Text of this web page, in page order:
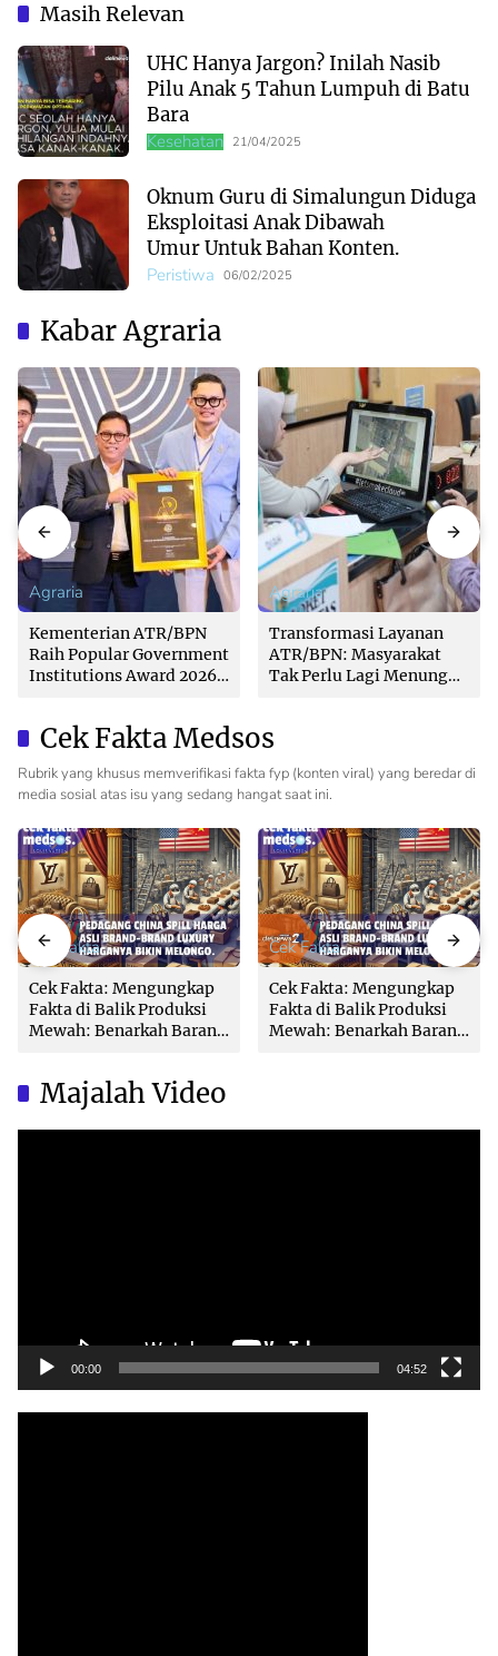
Mereka Cari?
Masih Relevan
UHC Hanya Jargon? Inilah Nasib
Pilu Anak 5 Tahun Lumpuh di Batu
Bara
Kesehatan 21/04/2025
Oknum Guru di Simalungun Diduga
Eksploitasi Anak Dibawah
Umur Untuk Bahan Konten.
Peristiwa 06/02/2025
Kabar Agraria
Agraria
Kementerian ATR/BPN
Raih Popular Government
Institutions Award 2026
Agraria
Transformasi Layanan
ATR/BPN: Masyarakat
Tak Perlu Lagi Menunggu
Cek Fakta Medsos
Rubrik yang khusus memverifikasi fakta fyp (konten viral) yang beredar di
media sosial atas isu yang sedang hangat saat ini.
Cek Fakta
Cek Fakta: Mengungkap
Fakta di Balik Produksi
Mewah: Benarkah Barang
Cek Fakta
Cek Fakta: Mengungkap
Fakta di Balik Produksi
Mewah: Benarkah Barang
Majalah Video
00:00 04:52